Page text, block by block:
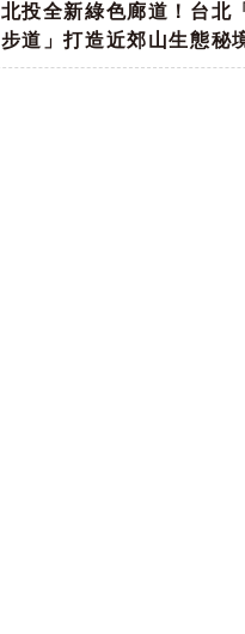
北投全新綠色廊道！台北
步道」打造近郊山生態秘